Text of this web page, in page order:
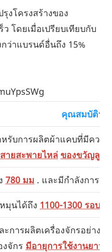
ว โดยเมื่อเปรียบเทียบกับ
ว่าแบรนด์อื่นถึง 15%
คุณสมบัติหลั
หรับการผลิตผ้าแคบที่มีคว
สายสะพายไหล่ ของขวัญลูกไ
780 มม . และมีกำลังการผ
มุนได้ถึง 1100-1300 รอบต่
การผลิตเครื่องจักรอย่าง
จักร มีอายุการใช้งานยาวน